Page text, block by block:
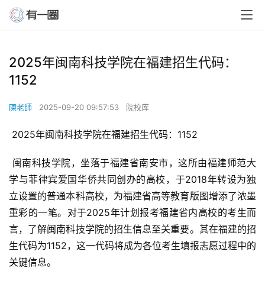
2025年闽南科技学院在福建招生代码：
1152
陳老師 2025-09-20 09:57:53 院校库
2025年闽南科技学院在福建招生代码：1152
学与菲律宾爱国华侨共同创办的高校，于2018年转设为独
立设置的普通本科高校，为福建省高等教育版图增添了浓墨
重彩的一笔。对于2025年计划报考福建省内高校的考生而
言，了解闽南科技学院的招生信息至关重要。其在福建的招
生代码为1152，这一代码将成为各位考生填报志愿过程中的
关键信息。